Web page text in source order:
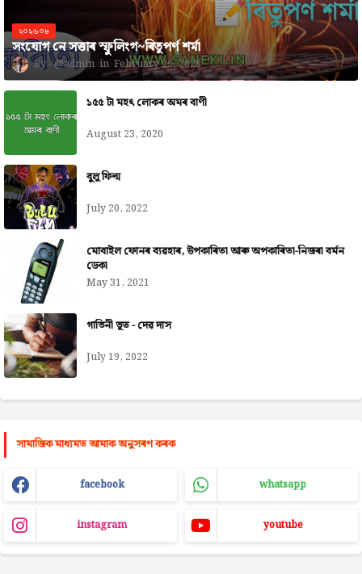
২০২৬০৮
সংযোগ নে সত্তাৰ স্ফুলিংগ~ৰিতুপৰ্ণ শৰ্মা
@admin February 25, 2026
১৫৫ টা মহৎ লোকৰ অমৰ বাণী
August 23, 2020
বুলু ফিল্ম
July 20, 2022
মোবাইল ফোনৰ ব্যৱহাৰ, উপকাৰিতা আৰু অপকাৰিতা-নিজৰা বৰ্মন
ডেকা
May 31, 2021
গাভিনী ভূত - দেৱ দাস
July 19, 2022
সামাজিক মাধ্যমত আমাক অনুসৰণ কৰক
facebook whatsapp
instagram youtube